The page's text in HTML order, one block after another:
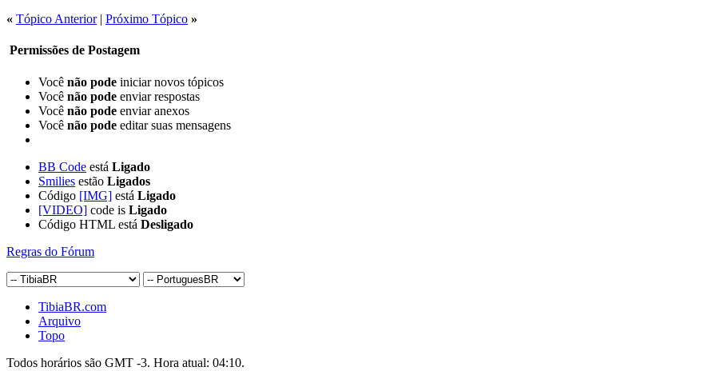
« Tópico Anterior| Próximo Tópico »
Permissões de Postagem
Você não pode iniciar novos tópicos
Você não pode enviar respostas
Você não pode enviar anexos
Você não pode editar suas mensagens
BB Code está Ligado
Smilies estão Ligados
Código [IMG] está Ligado
[VIDEO] code is Ligado
Código HTML está Desligado
Regras do Fórum
TibiaBR.com
Arquivo
Topo
Todos horários são GMT -3. Hora atual: 04:10.